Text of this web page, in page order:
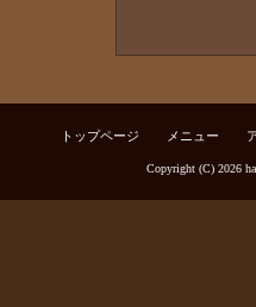
トップページ メニュー
Copyright (C) 2026